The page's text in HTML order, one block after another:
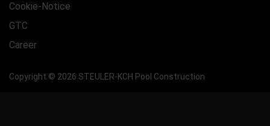
Cookie-Notice
GTC
Career
Copyright © 2026 STEULER-KCH Pool Construction